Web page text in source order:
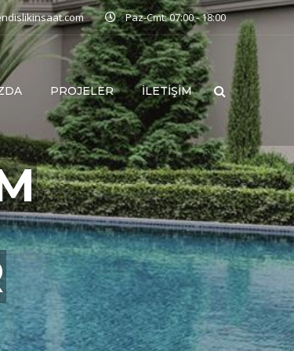
Paz-Cmt: 07:00 - 18:00
PROJELER İLETIŞIM